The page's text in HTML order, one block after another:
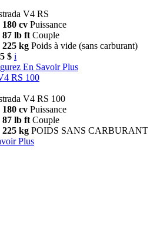
V4 RS
180 cv Puissance
87 lb ft Couple
225 kg Poids à vide (sans carburant)
$ i
En Savoir Plus
RS 100
V4 RS 100
180 cv Puissance
87 lb ft Couple
225 kg POIDS SANS CARBURANT
Plus